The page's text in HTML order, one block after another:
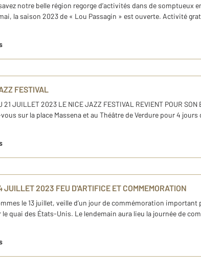
notre belle région regorge d’activités dans de
la saison 2023 de « Lou Passagin » est ouverte. Activité
FESTIVAL
21 JUILLET 2023 LE NICE JAZZ FESTIVAL REVIENT POUR
sur la place Massena et au Théâtre de Verdure pour 4
JUILLET 2023 FEU D'ARTIFICE ET COMMEMORATION
le 13 juillet, veille d’un jour de commémoration
le quai des États-Unis. Le lendemain aura lieu la journée de